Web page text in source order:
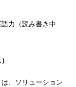
力（読み書き中
、ソリューション